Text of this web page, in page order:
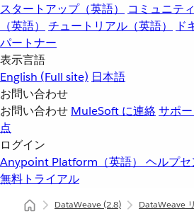
スタートアップ（英語）
コミュニテ
（英語）
チュートリアル（英語）
ド
パートナー
表示言語
English (Full site) 日本語
お問い合わせ
お問い合わせ MuleSoft に連絡サポ
点
ログイン
Anypoint Platform（英語） ヘルプセ
無料トライアル
DataWeave(2.8) DataWeave